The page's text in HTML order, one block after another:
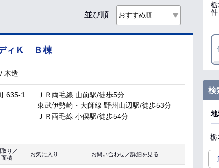
並び順
ィＫ Ｂ棟
/ 木造
635-1
ＪＲ両毛線 山前駅/徒歩5分
東武伊勢崎・大師線 野州山辺駅/徒歩53分
ＪＲ両毛線 小俣駅/徒歩54分
取り／
面積
お気に入り お問い合わせ／詳細を見る
検
栃